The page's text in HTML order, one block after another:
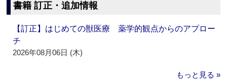
書籍 訂正・追加情報
【訂正】はじめての獣医療 薬学的観点からのアプロー
チ
2026年08月06日 (木)
もっと見る »